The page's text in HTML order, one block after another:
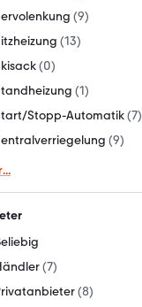
(9)
(13)
(0)
(1)
Stopp-Automatik(7)
(9)
...
(7)
(8)